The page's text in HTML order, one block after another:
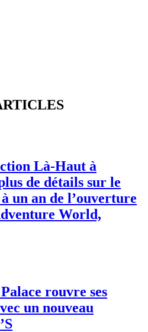
Là-Haut à
de détails sur le
un an de l’ouverture
World,
rouvre ses
un nouveau